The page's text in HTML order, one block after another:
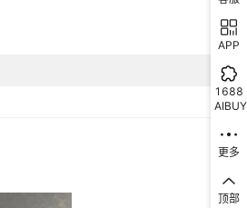
APP
1688
AIBUY
更多
顶部